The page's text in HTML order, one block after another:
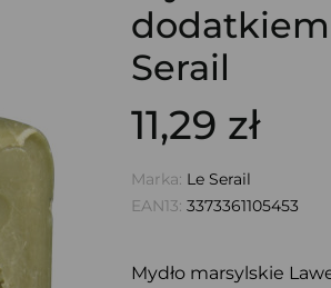
dodatkiem
Serail
11,29 zł
Marka: Le Serail
EAN13: 3373361105453
Mydło marsylskie